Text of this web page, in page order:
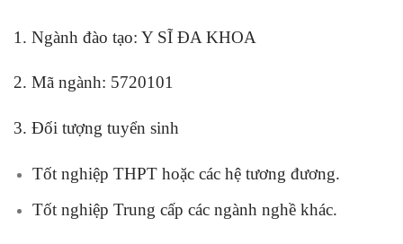
1. Ngành đào tạo: Y SĨ ĐA KHOA
2. Mã ngành: 5720101
3. Đối tượng tuyển sinh
Tốt nghiệp THPT hoặc các hệ tương đương.
Tốt nghiệp Trung cấp các ngành nghề khác.